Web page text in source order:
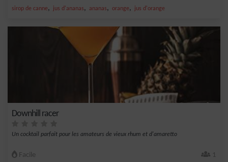
sirop de canne, jus d'ananas, ananas, orange, jus d'orange
Downhill racer
Un cocktail parfait pour les amateurs de vieux rhum et d'amaretto
Facile 1